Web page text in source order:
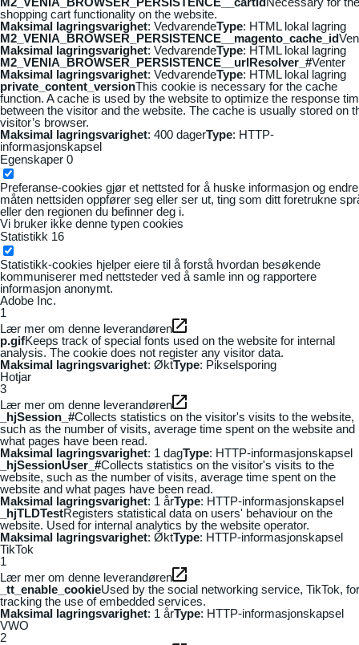
shopping cart functionality on the website.
Maksimal lagringsvarighet: VedvarendeType: HTML lokal lagring
M2_VENIA_BROWSER_PERSISTENCE__magento_cache_id
Maksimal lagringsvarighet: VedvarendeType: HTML lokal lagring
M2_VENIA_BROWSER_PERSISTENCE__urlResolver_#Venter
Maksimal lagringsvarighet: VedvarendeType: HTML lokal lagring
private_content_versionThis cookie is necessary for the cache
function. A cache is used by the website to optimize the response
between the visitor and the website. The cache is usually stored on
visitor’s browser.
Maksimal lagringsvarighet: 400 dagerType: HTTP-
informasjonskapsel
Egenskaper 0
Preferanse-cookies gjør et nettsted for å huske informasjon og
måten nettsiden oppfører seg eller ser ut, ting som ditt foretrukne
eller den regionen du befinner deg i.
Vi bruker ikke denne typen cookies
Statistikk 16
Statistikk-cookies hjelper eiere til å forstå hvordan besøkende
kommuniserer med nettsteder ved å samle inn og rapportere
informasjon anonymt.
Adobe Inc.
1
Lær mer om denne leverandøren
p.gifKeeps track of special fonts used on the website for internal
analysis. The cookie does not register any visitor data.
Maksimal lagringsvarighet: ØktType: Pikselsporing
Hotjar
3
Lær mer om denne leverandøren
_hjSession_#Collects statistics on the visitor's visits to the website,
such as the number of visits, average time spent on the website and
what pages have been read.
Maksimal lagringsvarighet: 1 dagType: HTTP-informasjonskapsel
_hjSessionUser_#Collects statistics on the visitor's visits to the
website, such as the number of visits, average time spent on the
website and what pages have been read.
Maksimal lagringsvarighet: 1 årType: HTTP-informasjonskapsel
_hjTLDTestRegisters statistical data on users' behaviour on the
website. Used for internal analytics by the website operator.
Maksimal lagringsvarighet: ØktType: HTTP-informasjonskapsel
TikTok
1
Lær mer om denne leverandøren
_tt_enable_cookieUsed by the social networking service, TikTok, for
tracking the use of embedded services.
Maksimal lagringsvarighet: 1 årType: HTTP-informasjonskapsel
VWO
2